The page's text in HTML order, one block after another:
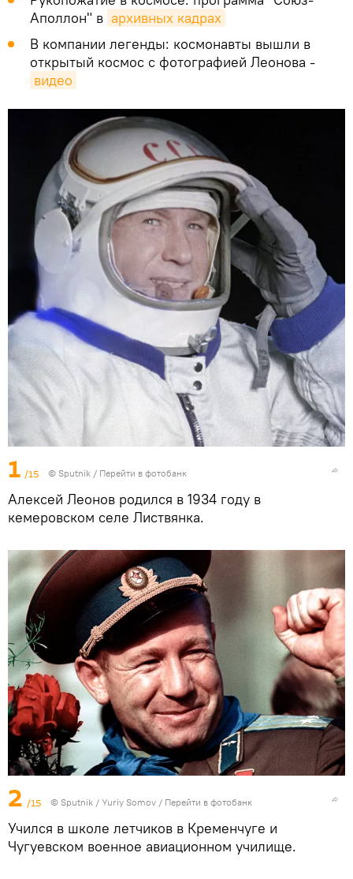
Аполлон" в архивных кадрах
В компании легенды: космонавты вышли в
открытый космос с фотографией Леонова -
видео
1 /15 © Sputnik / Перейти в фотобанк
Алексей Леонов родился в 1934 году в
кемеровском селе Листвянка.
2 /15 © Sputnik / Yuriy Somov / Перейти в фотобанк
Учился в школе летчиков в Кременчуге и
Чугуевском военное авиационном училище.